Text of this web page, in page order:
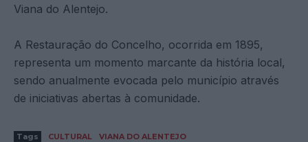
Viana do Alentejo.
A Restauração do Concelho, ocorrida em 1895,
representa um momento marcante da história local,
sendo anualmente evocada pelo município através
de iniciativas abertas à comunidade.
Tags CULTURAL VIANA DO ALENTEJO